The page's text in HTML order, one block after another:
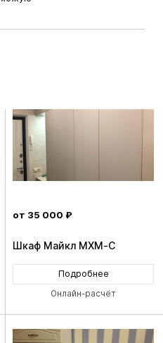
от 35 000 ₽
Шкаф Майкл MXM-C
Подробнее
Онлайн-расчёт